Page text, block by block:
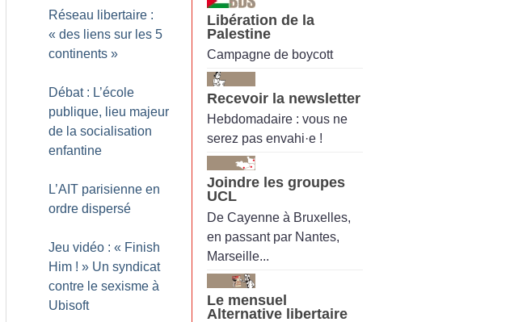
Réseau libertaire :
« des liens sur les 5
continents »
Débat : L’école
publique, lieu majeur
de la socialisation
enfantine
L’AIT parisienne en
ordre dispersé
Jeu vidéo : « Finish
Him ! » Un syndicat
contre le sexisme à
Ubisoft
Libération de la
Palestine
Campagne de boycott
Recevoir la newsletter
Hebdomadaire : vous ne
serez pas envahi·e !
Joindre les groupes
UCL
De Cayenne à Bruxelles,
en passant par Nantes,
Marseille...
Le mensuel
Alternative libertaire